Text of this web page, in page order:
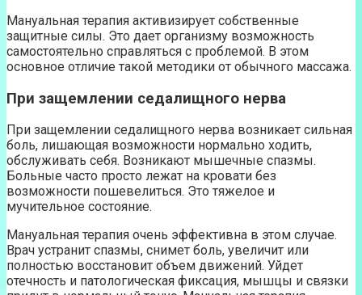
Мануальная терапия активизирует собственные
защитные силы. Это дает организму возможность
самостоятельно справляться с проблемой. В этом
основное отличие такой методики от обычного массажа.
При защемлении седалищного нерва
При защемлении седалищного нерва возникает сильная
боль, лишающая возможности нормально ходить,
обслуживать себя. Возникают мышечные спазмы.
Больные часто просто лежат на кровати без
возможности пошевелиться. Это тяжелое и
мучительное состояние.
Мануальная терапия очень эффективна в этом случае.
Врач устранит спазмы, снимет боль, увеличит или
полностью восстановит объем движений. Уйдет
отечность и патологическая фиксация, мышцы и связки